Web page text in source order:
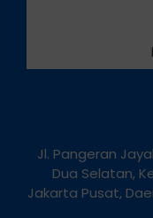
Jl. Pangeran
Dua Selatan,
Jakarta Pusat,